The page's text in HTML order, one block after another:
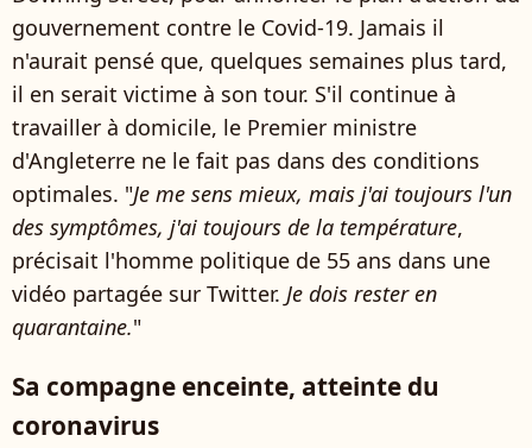
gouvernement contre le Covid-19. Jamais il
n'aurait pensé que, quelques semaines plus tard,
il en serait victime à son tour. S'il continue à
travailler à domicile, le Premier ministre
d'Angleterre ne le fait pas dans des conditions
optimales. "Je me sens mieux, mais j'ai toujours l'un
des symptômes, j'ai toujours de la température,
précisait l'homme politique de 55 ans dans une
vidéo partagée sur Twitter. Je dois rester en
quarantaine."
Sa compagne enceinte, atteinte du
coronavirus